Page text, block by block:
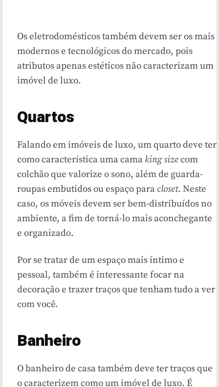
Os eletrodomésticos também devem ser os mais
modernos e tecnológicos do mercado, pois
atributos apenas estéticos não caracterizam um
imóvel de luxo.
Quartos
Falando em imóveis de luxo, um quarto deve ter
como característica uma cama king sizecom
colchão que valorize o sono, além de guarda-
roupas embutidos ou espaço para closet. Neste
caso, os móveis devem ser bem-distribuídos no
ambiente, a fim de torná-lo mais aconchegante
e organizado.
Por se tratar de um espaço mais íntimo e
pessoal, também é interessante focar na
decoração e trazer traços que tenham tudo a ver
com você.
Banheiro
O banheiro de casa também deve ter traços que
o caracterizem como um imóvel de luxo. É